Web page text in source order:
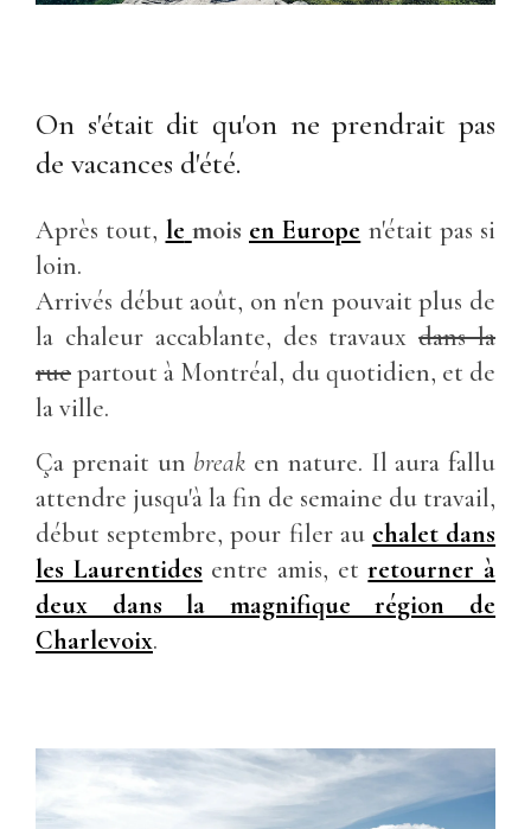
On s'était dit qu'on ne prendrait pas
de vacances d'été.
Après tout, le mois en Europe n'était pas si
loin.
Arrivés début août, on n'en pouvait plus de
la chaleur accablante, des travauxdans la
ruepartout à Montréal, du quotidien, et de
la ville.
Ça prenait un break en nature. Il aura fallu
attendre jusqu'à la fin de semaine du travail,
début septembre, pour filer au chalet dans
les Laurentides entre amis, etretourner à
deux dans la magnifique région de
Charlevoix.